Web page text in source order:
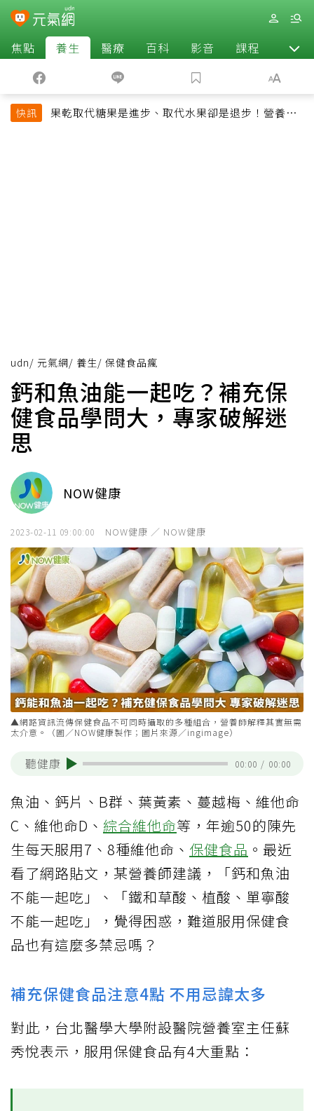
焦點 養生 醫療 百科 影音 課程 退休
快訊
果乾取代糖果是進步、取代水果卻是退步！營養師
udn/ 元氣網/ 養生/ 保健食品瘋
鈣和魚油能一起吃？補充保
健食品學問大，專家破解迷
思
NOW健康
2023-02-11 09:00:00 NOW健康 ／ NOW健康
▲網路資訊流傳保健食品不可同時攝取的多種組合，營養師解釋其實無需
太介意。（圖／NOW健康製作；圖片來源／ingimage）
聽健康 00:00 / 00:00
魚油、鈣片、B群、葉黃素、蔓越梅、維他命
C、維他命D、 綜合維他命等，年逾50的陳先
生每天服用7、8種維他命、 保健食品 。最近
看了網路貼文，某營養師建議，「鈣和魚油
不能一起吃」、「鐵和草酸、植酸、單寧酸
不能一起吃」，覺得困惑，難道服用保健食
品也有這麼多禁忌嗎？
補充保健食品注意4點 不用忌諱太多
對此，台北醫學大學附設醫院營養室主任蘇
秀悅表示，服用保健食品有4大重點：